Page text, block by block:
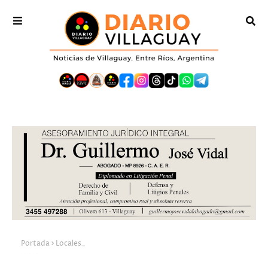
Portada Locales_